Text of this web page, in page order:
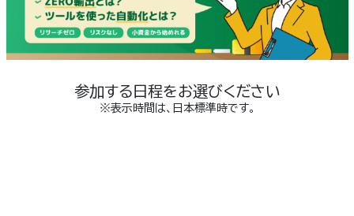
参加する日程をお選びください
※表示時間は、日本標準時です。